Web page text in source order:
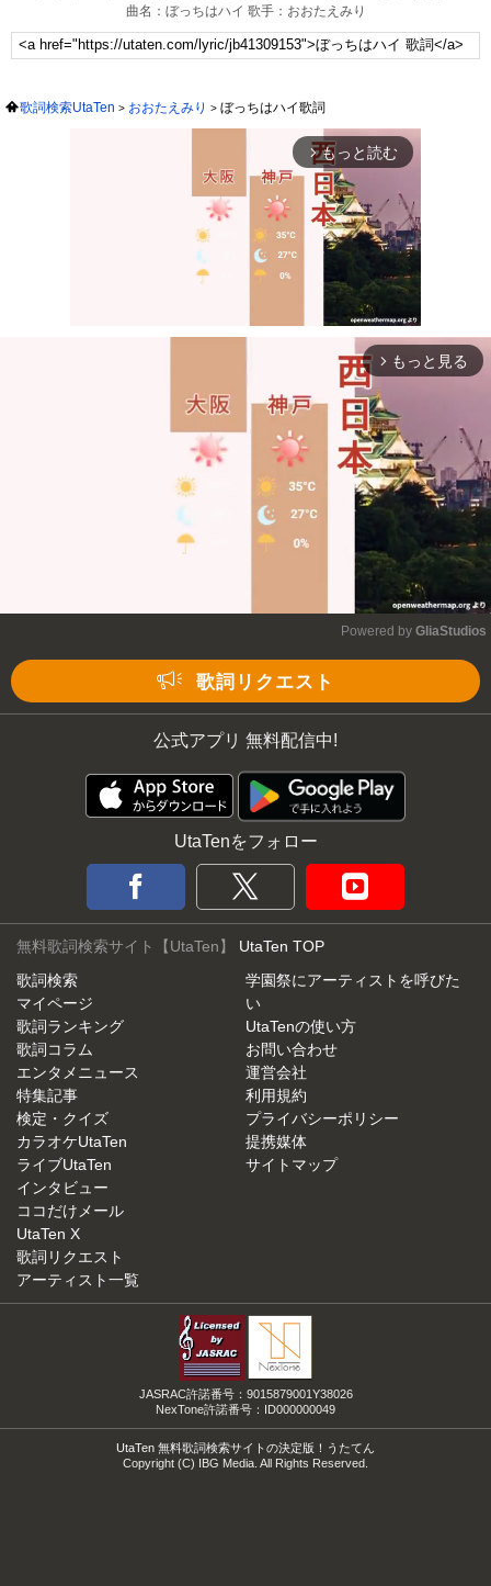
曲名：ぼっちはハイ 歌手：おおたえみり
歌詞検索UtaTen おおたえみり ぼっちはハイ歌詞
arrow_forward_ios もっと読む
Mute
arrow_forward_ios もっと見る
Powered by GliaStudios
歌詞リクエスト
公式アプリ 無料配信中!
UtaTenをフォロー
無料歌詞検索サイト【UtaTen】 UtaTen TOP
歌詞検索
マイページ
歌詞ランキング
歌詞コラム
エンタメニュース
特集記事
検定・クイズ
カラオケUtaTen
ライブUtaTen
インタビュー
ココだけメール
UtaTen X
歌詞リクエスト
アーティスト一覧
学園祭にアーティストを呼びた
い
UtaTenの使い方
お問い合わせ
運営会社
利用規約
プライバシーポリシー
提携媒体
サイトマップ
JASRAC許諾番号：9015879001Y38026
NexTone許諾番号：ID000000049
UtaTen 無料歌詞検索サイトの決定版！うたてん
Copyright (C) IBG Media. All Rights Reserved.